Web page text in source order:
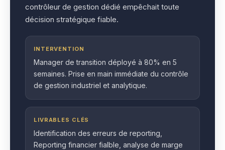
contrôleur de gestion dédié empêchait toute
décision stratégique fiable.
INTERVENTION
Manager de transition déployé à 80% en 5
semaines. Prise en main immédiate du contrôle
de gestion industriel et analytique.
LIVRABLES CLÉS
Identification des erreurs de reporting,
Reporting financier fialble, analyse de marge